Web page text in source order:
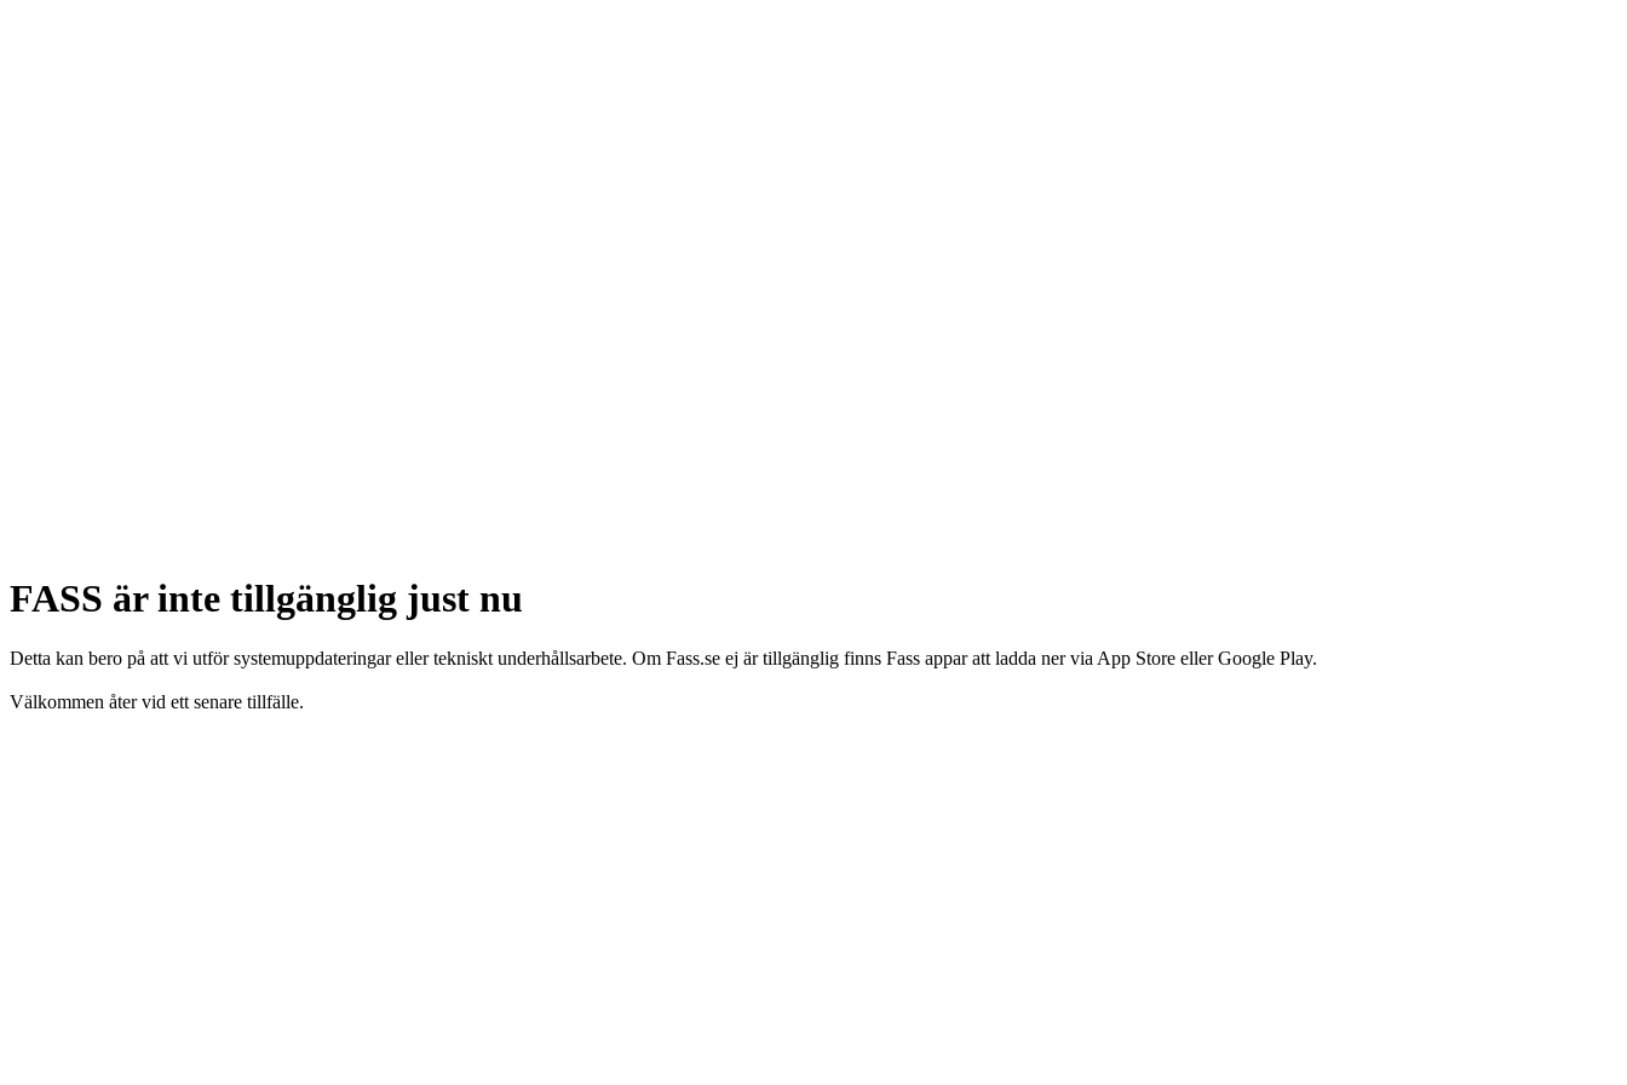
FASS är inte tillgänglig just nu
Detta kan bero på att vi utför systemuppdateringar eller tekniskt underhållsarbete. Om Fass.se ej är tillgänglig finns Fass appar att ladda ner via App Store eller Google Play.
Välkommen åter vid ett senare tillfälle.